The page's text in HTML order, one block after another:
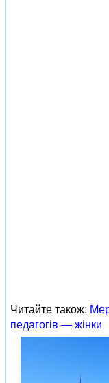
Читайте також:
педагогів — жінки